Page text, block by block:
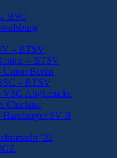
BSC
– BTSV
– BTSV
Union Berlin
– BTSV
VSG Altglienicke
Chiclana
Hamburger SV II
’22